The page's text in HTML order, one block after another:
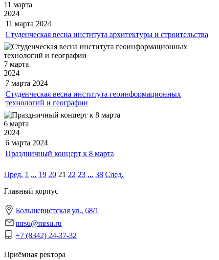
11 марта
2024
11 марта 2024
Студенческая весна института архитектуры и строительства
7 марта
2024
7 марта 2024
Студенческая весна института геоинформационных
технологий и географии
6 марта
2024
6 марта 2024
Праздничный концерт к 8 марта
Пред. 1 ... 19 20 21 22 23 ... 38 След.
Главный корпус
Большевистская ул., 68/1
mrsu@mrsu.ru
+7 (8342) 24-37-32
Приёмная ректора